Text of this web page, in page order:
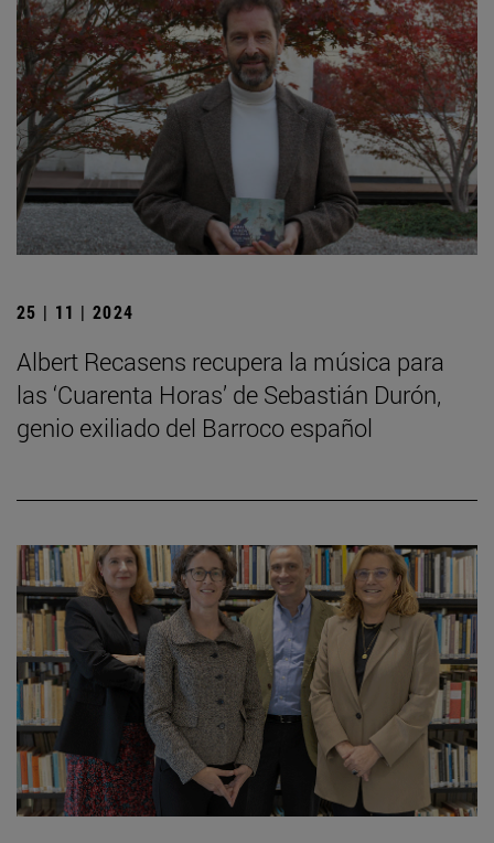
25 | 11 | 2024
Albert Recasens recupera la música para
las ‘Cuarenta Horas’ de Sebastián Durón,
genio exiliado del Barroco español